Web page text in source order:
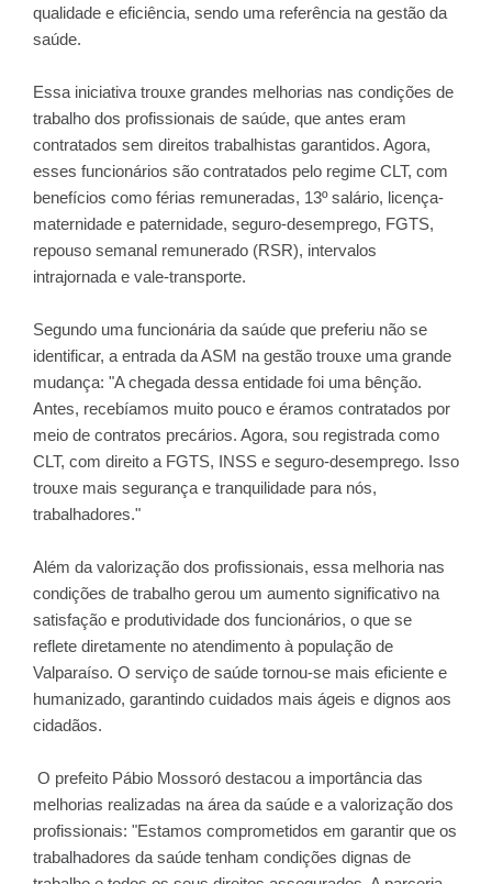
qualidade e eficiência, sendo uma referência na gestão da
saúde.
Essa iniciativa trouxe grandes melhorias nas condições de
trabalho dos profissionais de saúde, que antes eram
contratados sem direitos trabalhistas garantidos. Agora,
esses funcionários são contratados pelo regime CLT, com
benefícios como férias remuneradas, 13º salário, licença-
maternidade e paternidade, seguro-desemprego, FGTS,
repouso semanal remunerado (RSR), intervalos
intrajornada e vale-transporte.
Segundo uma funcionária da saúde que preferiu não se
identificar, a entrada da ASM na gestão trouxe uma grande
mudança: "A chegada dessa entidade foi uma bênção.
Antes, recebíamos muito pouco e éramos contratados por
meio de contratos precários. Agora, sou registrada como
CLT, com direito a FGTS, INSS e seguro-desemprego. Isso
trouxe mais segurança e tranquilidade para nós,
trabalhadores."
Além da valorização dos profissionais, essa melhoria nas
condições de trabalho gerou um aumento significativo na
satisfação e produtividade dos funcionários, o que se
reflete diretamente no atendimento à população de
Valparaíso. O serviço de saúde tornou-se mais eficiente e
humanizado, garantindo cuidados mais ágeis e dignos aos
cidadãos.
O prefeito Pábio Mossoró destacou a importância das
melhorias realizadas na área da saúde e a valorização dos
profissionais: "Estamos comprometidos em garantir que os
trabalhadores da saúde tenham condições dignas de